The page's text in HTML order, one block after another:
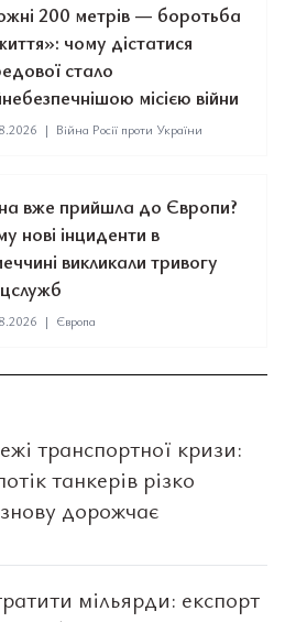
200 метрів — боротьба
чому дістатися
стало
місією війни
| Війна Росії проти України
вже прийшла до Європи?
нові інциденти в
викликали тривогу
| Європа
транспортної кризи:
танкерів різко
дорожчає
мільярди: експорт